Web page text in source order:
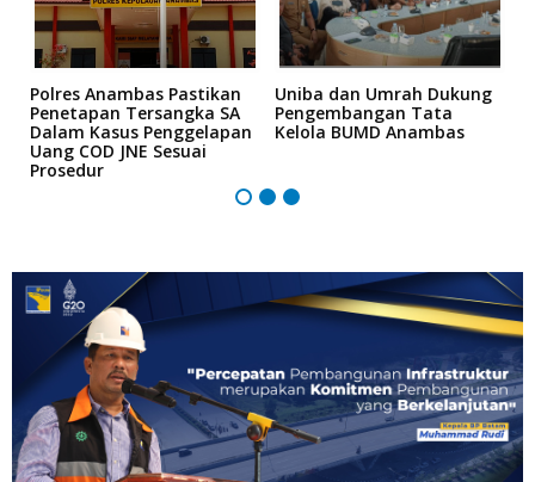
Polres Anambas Pastikan
Penetapan Tersangka SA
Dalam Kasus Penggelapan
Uang COD JNE Sesuai
Prosedur
Uniba dan Umrah Dukung
Pengembangan Tata
Kelola BUMD Anambas